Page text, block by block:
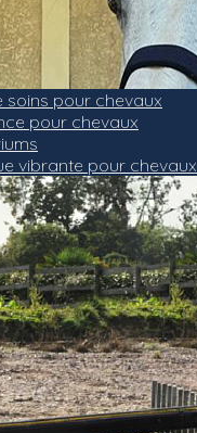
soins pour chevaux
pour chevaux
vibrante pour chevaux